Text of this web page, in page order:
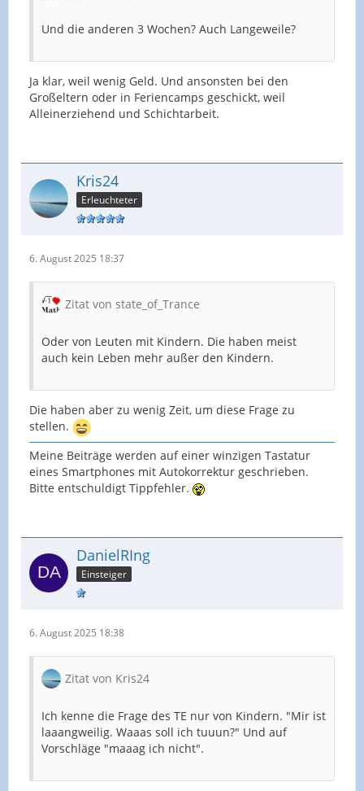
Und die anderen 3 Wochen? Auch Langeweile?
Ja klar, weil wenig Geld. Und ansonsten bei den
Großeltern oder in Feriencamps geschickt, weil
Alleinerziehend und Schichtarbeit.
Kris24
Erleuchteter
6. August 2025 18:37
Zitat von state_of_Trance
Oder von Leuten mit Kindern. Die haben meist
auch kein Leben mehr außer den Kindern.
Die haben aber zu wenig Zeit, um diese Frage zu
stellen.
Meine Beiträge werden auf einer winzigen Tastatur
eines Smartphones mit Autokorrektur geschrieben.
Bitte entschuldigt Tippfehler.
DanielRIng
Einsteiger
6. August 2025 18:38
Zitat von Kris24
Ich kenne die Frage des TE nur von Kindern. "Mir ist
laaangweilig. Waaas soll ich tuuun?" Und auf
Vorschläge "maaag ich nicht".